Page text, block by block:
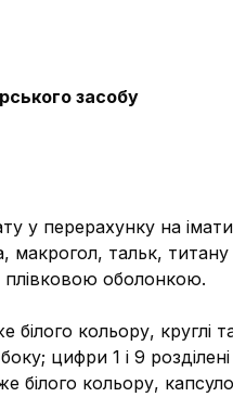
засобу
у перерахунку на
макрогол, тальк, титану
плівковою оболонкою.
білого кольору,
цифри 1 і 9
білого кольору,